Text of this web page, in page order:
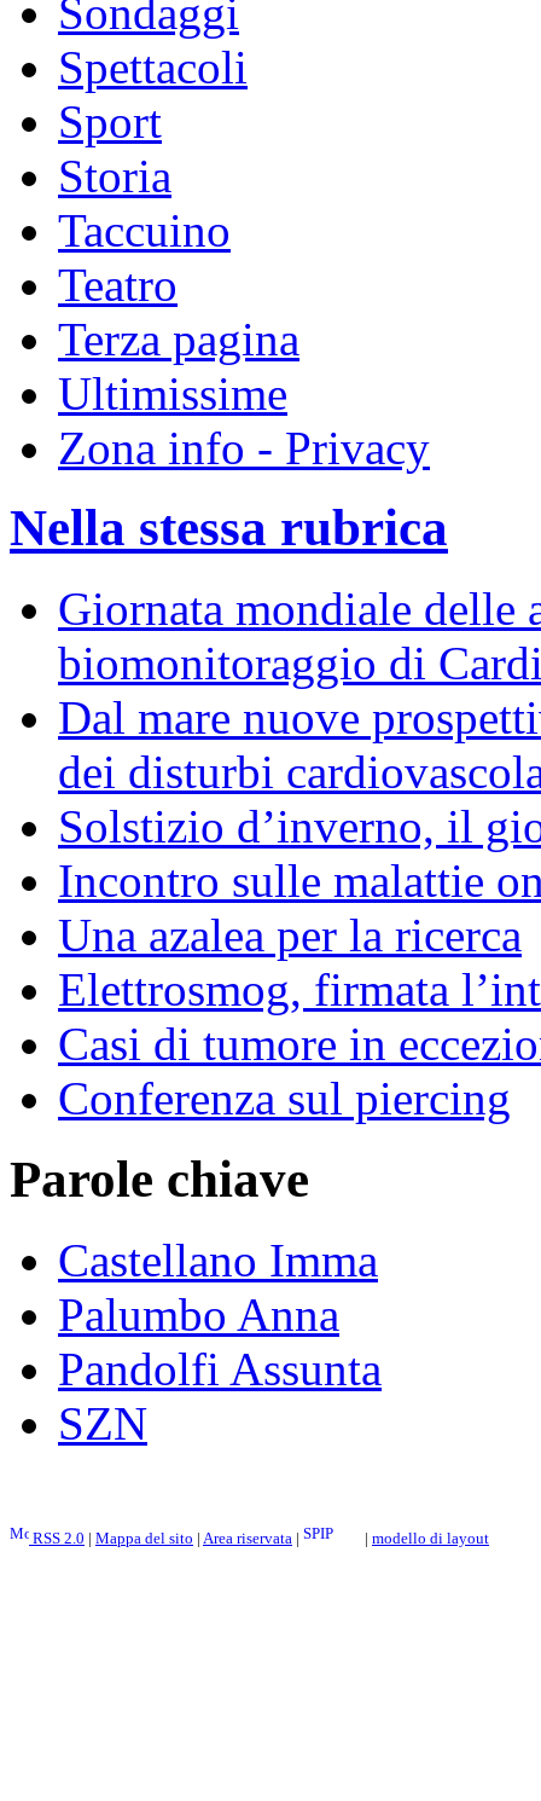
Sondaggi
Spettacoli
Sport
Storia
Taccuino
Teatro
Terza pagina
Ultimissime
Zona info - Privacy
Nella stessa rubrica
Giornata mondiale delle
biomonitoraggio di
Dal mare nuove
dei disturbi
Solstizio d’inverno, il
Incontro sulle malattie
Una azalea per la ricerca
Elettrosmog, firmata
Casi di tumore in
Conferenza sul piercing
Parole chiave
Castellano Imma
Palumbo Anna
Pandolfi Assunta
SZN
RSS 2.0 | Mappa del sito | Area riservata | | modello di layout